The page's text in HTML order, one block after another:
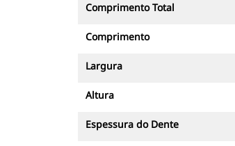
Comprimento Total
Comprimento
Largura
Altura
Espessura do Dente